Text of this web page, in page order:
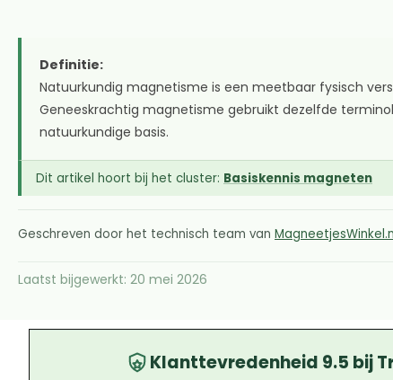
Definitie:
Natuurkundig magnetisme is een meetbaar fysisch
Geneeskrachtig magnetisme gebruikt dezelfde
natuurkundige basis.
Dit artikel hoort bij het cluster: Basiskennis magneten
Geschreven door het technisch team van
Laatst bijgewerkt: 20 mei 2026
Klanttevredenheid 9.5 bij